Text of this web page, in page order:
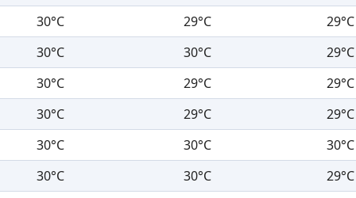
30°C
29°C
29°C
30°C
30°C
29°C
30°C
29°C
29°C
30°C
29°C
29°C
30°C
30°C
30°C
30°C
30°C
29°C